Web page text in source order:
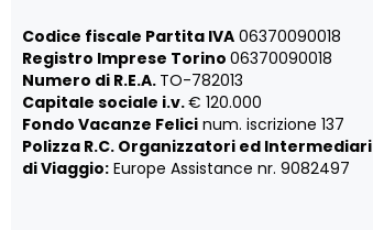
Codice fiscale Partita IVA 06370090018
Registro Imprese Torino 06370090018
Numero di R.E.A. TO-782013
Capitale sociale i.v.€ 120.000
Fondo Vacanze Felici num. iscrizione 137
Polizza R.C. Organizzatori ed Intermediari
di Viaggio: Europe Assistance nr. 9082497